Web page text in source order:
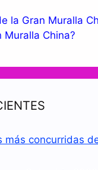
Muralla China?
más concurridas